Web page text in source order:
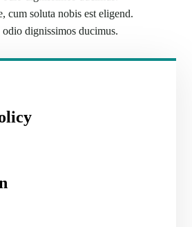
cum soluta nobis est eligend.
dignissimos ducimus.